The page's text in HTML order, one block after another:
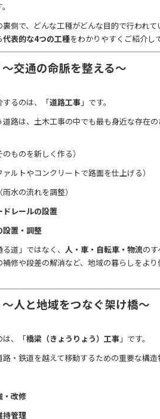
側で、どんな工種がどんな目的で行われて
代表的な4つの工種をわかりやすくご紹介し
交通の命脈を整える～
するのは、「道路工事 」です。
路は、土木工事の中でも最も身近な存在
のものを新しく作る）
ァルトやコンクリートで路面を仕上げる）
（雨水の流れを調整）
レールの設置
設置・調整
道」ではなく、 人・車・自転車・物流のす
修や段差の解消など、地域の暮らしをよ
人と地域をつなぐ架け橋～
は、「橋梁（きょうりょう）工事 」です。
・鉄道を越えて移動するための重要な構
・改修
持管理